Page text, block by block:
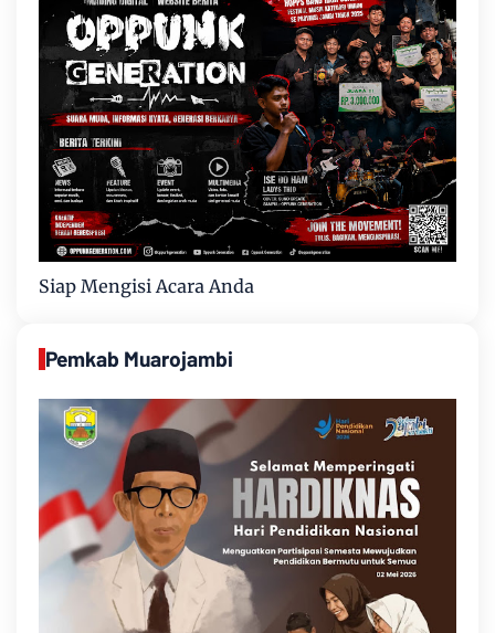
Siap Mengisi Acara Anda
Pemkab Muarojambi